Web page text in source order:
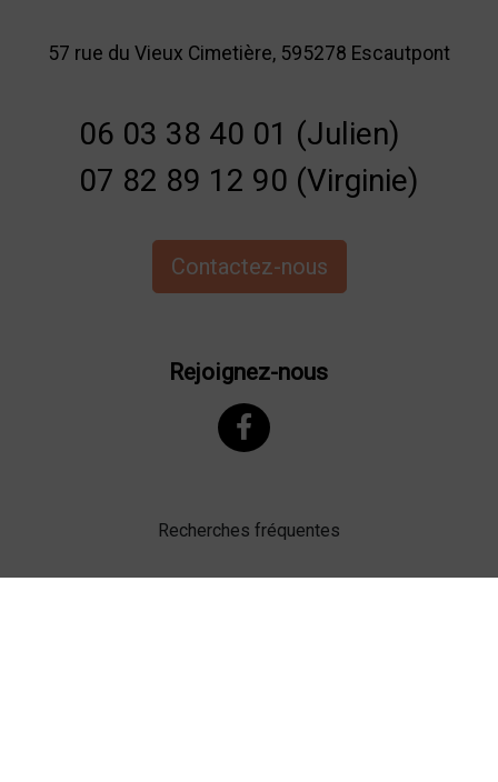
57 rue du Vieux Cimetière, 595278 Escautpont
06 03 38 40 01 (Julien)
07 82 89 12 90 (Virginie)
Contactez-nous
Rejoignez-nous
Recherches fréquentes